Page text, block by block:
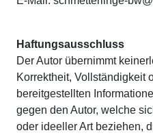
Haftungsausschluss
Der Autor übernimmt
Korrektheit, Vollständigkeit
bereitgestellten
gegen den Autor, welche
oder ideeller Art beziehen,